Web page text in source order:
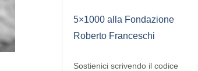
5×1000 alla Fondazione
Roberto Franceschi
Sostienici scrivendo il codice